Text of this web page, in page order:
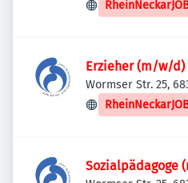
Erzieher (m/w/d)
Wormser Str. 25,
Deutschland
Sozialpädagoge